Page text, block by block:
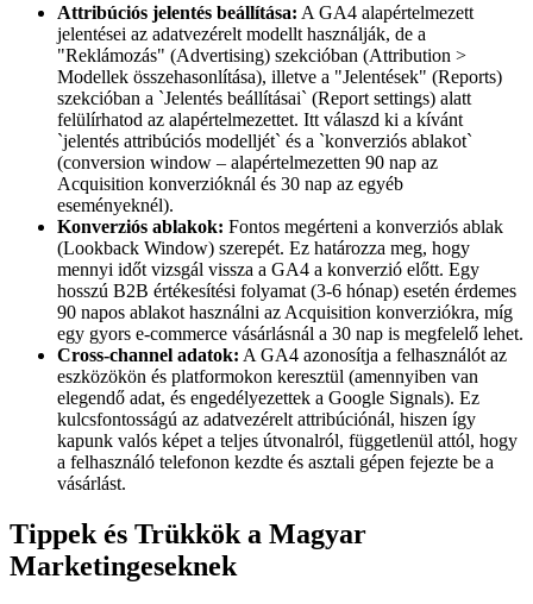
Attribúciós jelentés beállítása: A GA4 alapértelmezett
jelentései az adatvezérelt modellt használják, de a
"Reklámozás" (Advertising) szekcióban (Attribution >
Modellek összehasonlítása), illetve a "Jelentések" (Reports)
szekcióban a `Jelentés beállításai` (Report settings) alatt
felülírhatod az alapértelmezettet. Itt válaszd ki a kívánt
`jelentés attribúciós modelljét` és a `konverziós ablakot`
(conversion window – alapértelmezetten 90 nap az
Acquisition konverzióknál és 30 nap az egyéb
eseményeknél).
Konverziós ablakok: Fontos megérteni a konverziós ablak
(Lookback Window) szerepét. Ez határozza meg, hogy
mennyi időt vizsgál vissza a GA4 a konverzió előtt. Egy
hosszú B2B értékesítési folyamat (3-6 hónap) esetén érdemes
90 napos ablakot használni az Acquisition konverziókra, míg
egy gyors e-commerce vásárlásnál a 30 nap is megfelelő lehet.
Cross-channel adatok: A GA4 azonosítja a felhasználót az
eszközökön és platformokon keresztül (amennyiben van
elegendő adat, és engedélyezettek a Google Signals). Ez
kulcsfontosságú az adatvezérelt attribúciónál, hiszen így
kapunk valós képet a teljes útvonalról, függetlenül attól, hogy
a felhasználó telefonon kezdte és asztali gépen fejezte be a
vásárlást.
Tippek és Trükkök a Magyar
Marketingeseknek